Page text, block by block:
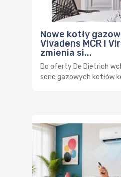
Nowe kotły
Vivadens MCR i
zmienia si...
Do oferty De Dietrich
serie gazowych kotłów